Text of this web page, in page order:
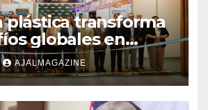
plástica transforma
globales en
y nuevas
de negocio
AJALMAGAZINE